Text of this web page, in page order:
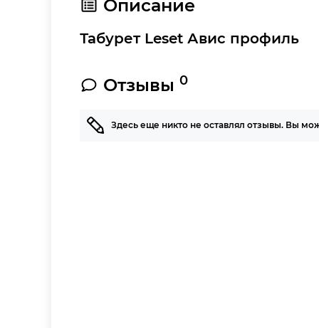
Описание
Табурет Leset Авис профиль
Отзывы0
Здесь еще никто не оставлял отзывы. Вы